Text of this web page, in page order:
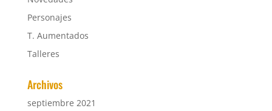
Personajes
T. Aumentados
Talleres
Archivos
septiembre 2021